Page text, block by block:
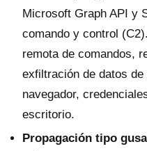
Microsoft Graph API y
comando y control
remota de comandos,
exfiltración de datos
navegador,
escritorio.
Propagación tipo